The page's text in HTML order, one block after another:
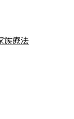
族療法